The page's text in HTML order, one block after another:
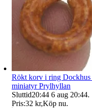
Rökt korv i ring Dockhus
miniatyr Prylhyllan
Sluttid20:44 6 aug 20:44.
Pris:32 kr,Köp nu.